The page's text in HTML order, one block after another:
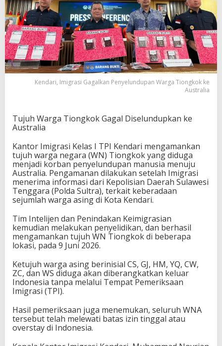
Kendari, Imigrasi Gagalkan Penyelundupan Warga Tiongkok ke
Australia
Tujuh Warga Tiongkok Gagal Diselundupkan ke
Australia
Kantor Imigrasi Kelas I TPI Kendari mengamankan
tujuh warga negara (WN) Tiongkok yang diduga
menjadi korban penyelundupan manusia menuju
Australia. Pengamanan dilakukan setelah Imigrasi
menerima informasi dari Kepolisian Daerah Sulawesi
Tenggara (Polda Sultra), terkait keberadaan
sejumlah warga asing di Kota Kendari.
Tim Intelijen dan Penindakan Keimigrasian
kemudian melakukan penyelidikan, dan berhasil
mengamankan tujuh WN Tiongkok di beberapa
lokasi, pada 9 Juni 2026.
Ketujuh warga asing berinisial CS, GJ, HM, YQ, CW,
ZC, dan WS diduga akan diberangkatkan keluar
Indonesia tanpa melalui Tempat Pemeriksaan
Imigrasi (TPI).
Hasil pemeriksaan juga menemukan, seluruh WNA
tersebut telah melewati batas izin tinggal atau
overstay di Indonesia.